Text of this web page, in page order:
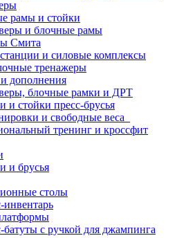
рамы и стойки
и блочные рамы
Смита
и силовые комплексы
тренажеры
дополнения
блочные рамки и ДРТ
и стойки пресс-брусья
и свободные веса
тренинг и кроссфит
и брусья
столы
с ручкой для джампинга